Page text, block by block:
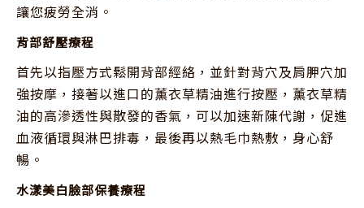
讓您疲勞全消。
背部舒壓療程
首先以指壓方式鬆開背部經絡，並針對背穴及肩胛穴加
強按摩，接著以進口的薰衣草精油進行按壓，薰衣草精
油的高滲透性與散發的香氣，可以加速新陳代謝，促進
血液循環與淋巴排毒，最後再以熱毛巾熱敷，身心舒
暢。
水漾美白臉部保養療程